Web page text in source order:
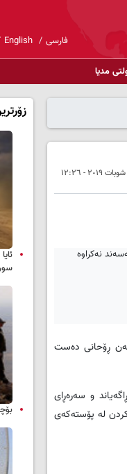
فارسی English
مدیا
ڕۆحانی ده‌ست
ڕاگه‌یاند و سه‌ره‌ڕای
له‌ پۆسته‌که‌ی